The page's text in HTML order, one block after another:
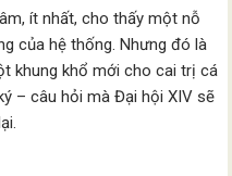
ít nhất, cho thấy một nỗ
của hệ thống. Nhưng đó là
khung khổ mới cho cai trị cá
– câu hỏi mà Đại hội XIV sẽ